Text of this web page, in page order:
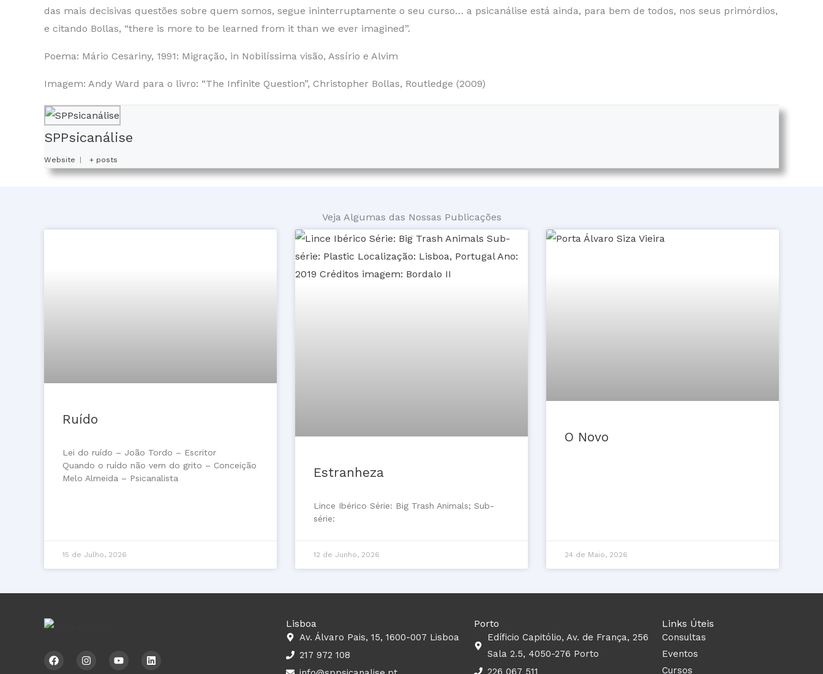
das mais decisivas questões sobre quem somos, segue ininterruptamente o seu curso… a psicanálise está ainda, para bem de todos, nos seus primórdios,
e citando Bollas, “there is more to be learned from it than we ever imagined”.
Poema: Mário Cesariny, 1991: Migração, in Nobilíssima visão, Assírio e Alvim
Imagem: Andy Ward para o livro: “The Infinite Question”, Christopher Bollas, Routledge (2009)
SPPsicanálise
Website + posts
Veja Algumas das Nossas Publicações
Ruído
Lei do ruído – João Tordo – Escritor
Quando o ruído não vem do grito – Conceição
Melo Almeida – Psicanalista
15 de Julho, 2026
Estranheza
Lince Ibérico Série: Big Trash Animals; Sub-
série:
12 de Junho, 2026
O Novo
24 de Maio, 2026
F
a
I
n
Y
o
L
i
Lisboa
Av. Álvaro Pais, 15, 1600-007 Lisboa
217 972 108
Porto
Edíficio Capitólio, Av. de França, 256
Sala 2.5, 4050-276 Porto
226 067 511
Links Úteis
Consultas
Eventos
Cursos